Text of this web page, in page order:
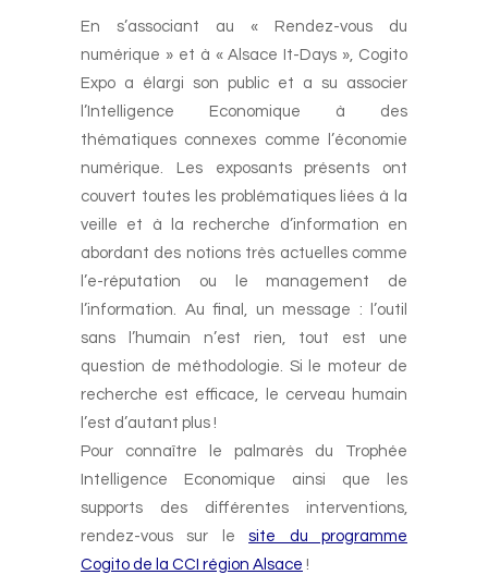
En s’associant au « Rendez-vous du
numérique » et à « Alsace It-Days », Cogito
Expo a élargi son public et a su associer
l’Intelligence Economique à des
thématiques connexes comme l’économie
numérique. Les exposants présents ont
couvert toutes les problématiques liées à la
veille et à la recherche d’information en
abordant des notions très actuelles comme
l’e-réputation ou le management de
l’information. Au final, un message : l’outil
sans l’humain n’est rien, tout est une
question de méthodologie. Si le moteur de
recherche est efficace, le cerveau humain
l’est d’autant plus !
Pour connaître le palmarès du Trophée
Intelligence Economique ainsi que les
supports des différentes interventions,
rendez-vous sur lesite du programme
Cogito de la CCI région Alsace !